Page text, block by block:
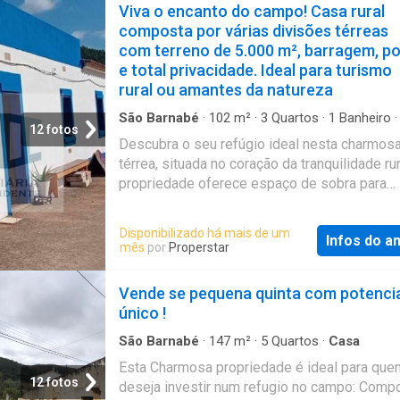
Almodôvar. Para garantir o conforto nos dias
frios, a casa é aquecida por três aquecedo
12 fotos
Viva o encanto do campo! Casa rural
composta por várias divisões térreas
com terreno de 5.000 m², barragem,
e total privacidade. Ideal para turismo
rural ou amantes da natureza
São Barnabé · 102 m² · 3 Quartos · 1 Banheiro ·
Descubra o seu refúgio ideal nesta
térrea, situada no coração da tranquilidade
propriedade oferece espaço de sobra para
em um projeto de turismo rural. O terreno
envolvente, com cerca de 5.000 m², convida à
exploração e ao descanso, destacando-se
sereno e único. Conta ainda com eletricidade
abastecimento de água proveniente da própria
barragem e de um poço localizado abaixo do
da ribeira, a oeste da propriedade uma
perfeita para uma vida autossuficiente e em
Disponibilizado há mais de um
mês por Properstar Infos do
12 fotos
Vende se pequena quinta com
único !
São Barnabé · 147 m² · 5 Quartos · Casa
Esta Charmosa propriedade é ideal para
deseja investir num refugio no campo: